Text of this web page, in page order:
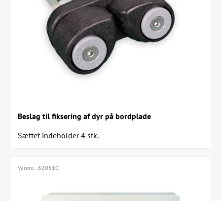
Beslag til fiksering af dyr på bordplade
Sættet indeholder 4 stk.
Varenr.: 620510